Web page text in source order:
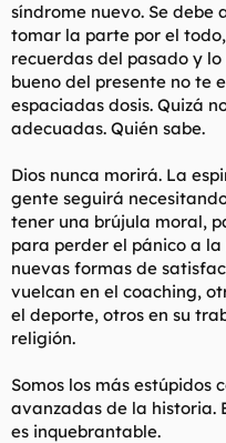
síndrome nuevo. Se debe
tomar la parte por el
recuerdas del pasado y
bueno del presente no te
espaciadas dosis. Quizá
adecuadas. Quién sabe.
Dios nunca morirá. La
gente seguirá
tener una brújula moral,
para perder el pánico a la
nuevas formas de
vuelcan en el coaching,
el deporte, otros en su
religión.
Somos los más estúpidos
avanzadas de la historia.
es inquebrantable.